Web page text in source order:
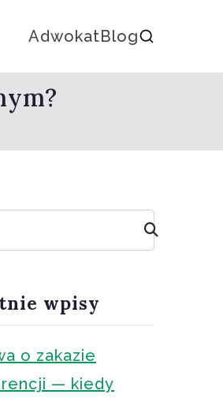
AdwokatBlog
wpisy
o zakazie
— kiedy